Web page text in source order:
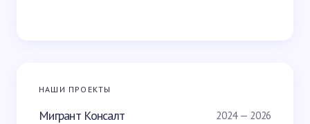
НАШИ ПРОЕКТЫ
Мигрант Консалт 2024 — 2026